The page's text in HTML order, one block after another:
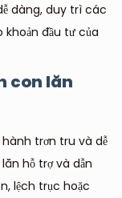
dàng, duy trì các
đầu tư của
con lăn
hành trơn tru và dễ
hỗ trợ và dẫn
lệch trục hoặc